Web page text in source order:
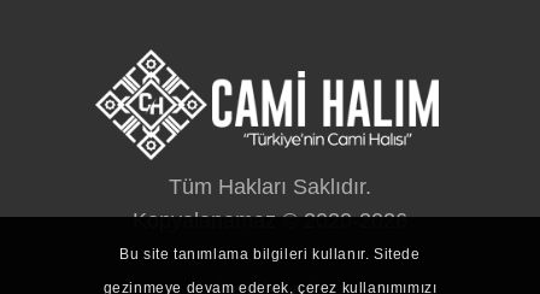
Tüm Hakları Saklıdır.
Kopyalanamaz © 2020-2026
Bu site tanımlama bilgileri kullanır. Sitede
gezinmeye devam ederek, çerez kullanımımızı